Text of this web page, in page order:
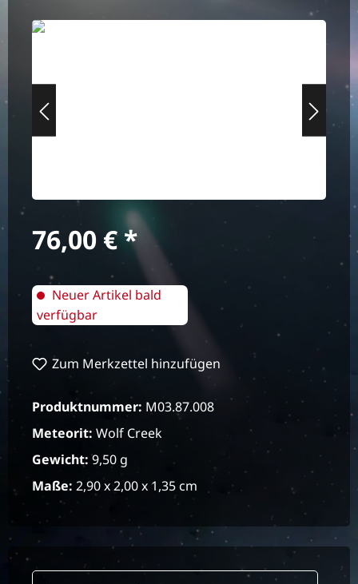
Bildergalerie überspringen
Regulärer Preis:
76,00 €
Neuer Artikel bald
verfügbar
Zum Merkzettel hinzufügen
Produktnummer: M03.87.008
Meteorit: Wolf Creek
Gewicht:9,50 g
Maße: 2,90 x 2,00 x 1,35 cm